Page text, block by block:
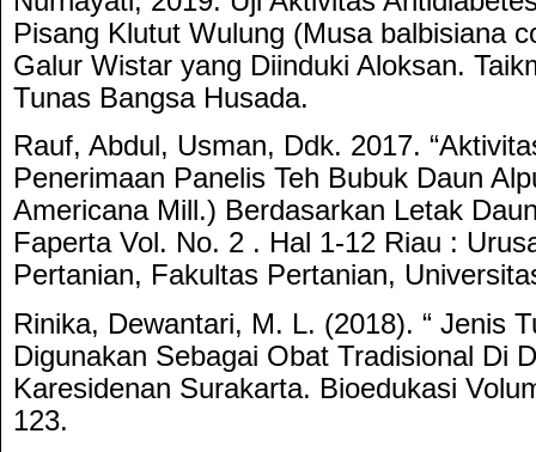
Pisang Klutut Wulung (Musa balbisiana
Galur Wistar yang Diinduki Aloksan.
Tunas Bangsa Husada.
Rauf, Abdul, Usman, Ddk. 2017.
Penerimaan Panelis Teh Bubuk Daun
Americana Mill.) Berdasarkan Letak
Faperta Vol. No. 2 . Hal 1-12 Riau :
Pertanian, Fakultas Pertanian,
Rinika, Dewantari, M. L. (2018). “ Jenis
Digunakan Sebagai Obat Tradisional Di
Karesidenan Surakarta. Bioedukasi
123.